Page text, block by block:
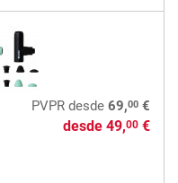
PVPRdesde 69,00€
desde 49,00€